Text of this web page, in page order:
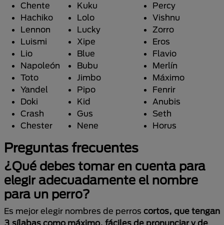
Chente
Hachiko
Lennon
Luismi
Lio
Napoleón
Toto
Yandel
Doki
Crash
Chester
Kuku
Lolo
Lucky
Xipe
Blue
Bubu
Jimbo
Pipo
Kid
Gus
Nene
Percy
Vishnu
Zorro
Eros
Flavio
Merlín
Máximo
Fenrir
Anubis
Seth
Horus
Preguntas frecuentes
¿Qué debes tomar en cuenta para
elegir adecuadamente el nombre
para un perro?
Es mejor elegir nombres de perros cortos, que tengan
3 sílabas como máximo, fáciles de pronunciar y de